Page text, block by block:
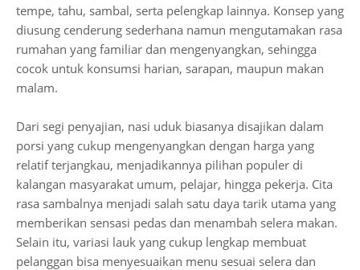
tempe, tahu, sambal, serta pelengkap lainnya. Konsep yang
diusung cenderung sederhana namun mengutamakan rasa
rumahan yang familiar dan mengenyangkan, sehingga
cocok untuk konsumsi harian, sarapan, maupun makan
malam.
Dari segi penyajian, nasi uduk biasanya disajikan dalam
porsi yang cukup mengenyangkan dengan harga yang
relatif terjangkau, menjadikannya pilihan populer di
kalangan masyarakat umum, pelajar, hingga pekerja. Cita
rasa sambalnya menjadi salah satu daya tarik utama yang
memberikan sensasi pedas dan menambah selera makan.
Selain itu, variasi lauk yang cukup lengkap membuat
pelanggan bisa menyesuaikan menu sesuai selera dan